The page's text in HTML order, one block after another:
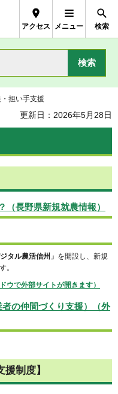
アクセス メニュー 検索
担い手支援
更新日：2026年5月28日
（長野県新規就農情報）
ジタル農活信州」 を開設し、新規
。
ウで外部サイトが開きます）
の仲間づくり支援）（外
制度】